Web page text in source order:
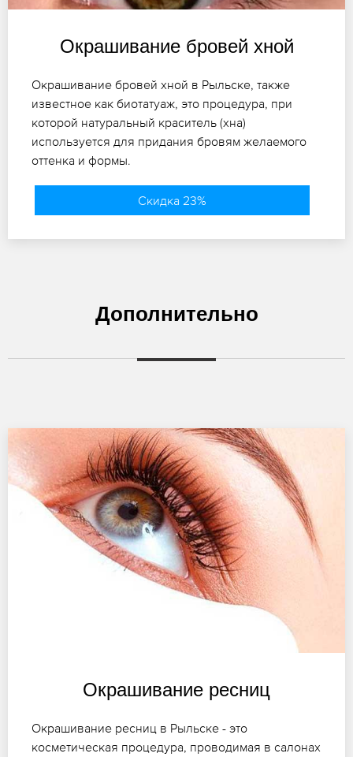
Окрашивание бровей хной
Окрашивание бровей хной в Рыльске, также
известное как биотатуаж, это процедура, при
которой натуральный краситель (хна)
используется для придания бровям желаемого
оттенка и формы.
Скидка 23%
Дополнительно
Окрашивание ресниц
Окрашивание ресниц в Рыльске - это
косметическая процедура, проводимая в салонах